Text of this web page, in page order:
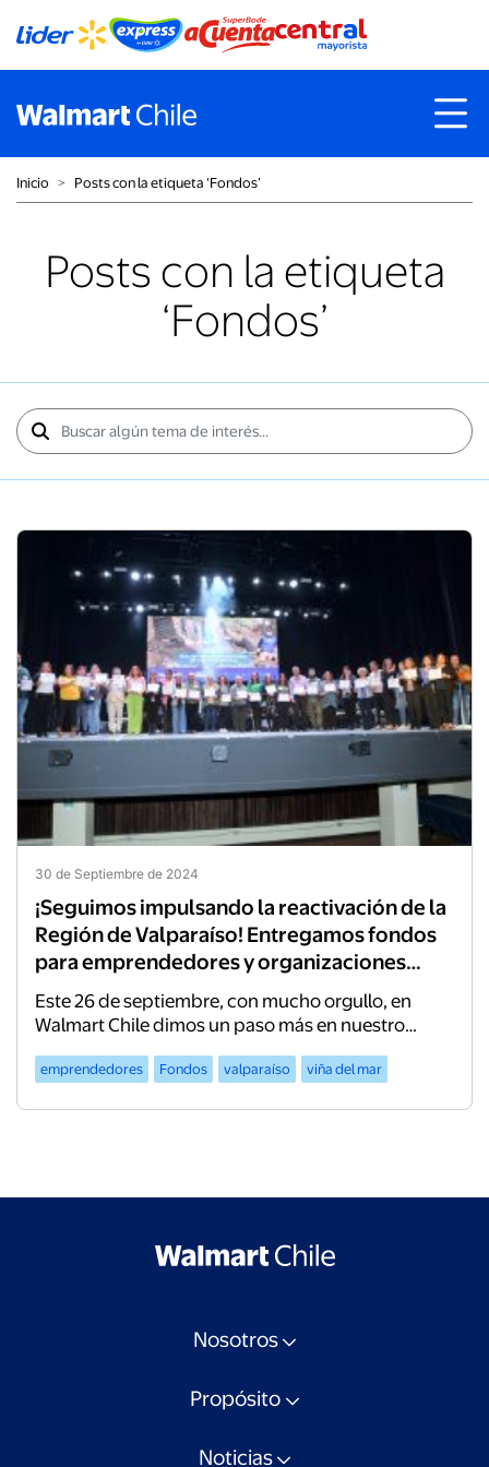
Inicio ˃ Posts con la etiqueta ‘Fondos’
Posts con la etiqueta
‘Fondos’
30 de Septiembre de 2024
¡Seguimos impulsando la reactivación de la
Región de Valparaíso! Entregamos fondos
para emprendedores y organizaciones
sociales
Este 26 de septiembre, con mucho orgullo, en
Walmart Chile dimos un paso más en nuestro
emprendedores Fondos valparaíso viña del mar
Nosotros
Propósito
Noticias